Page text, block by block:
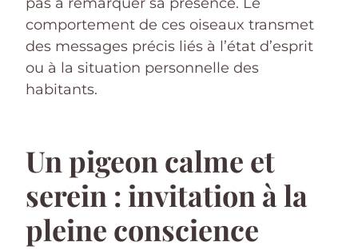
pas à remarquer sa présence. Le
comportement de ces oiseaux transmet
des messages précis liés à l’état d’esprit
ou à la situation personnelle des
habitants.
Un pigeon calme et
serein : invitation à la
pleine conscience